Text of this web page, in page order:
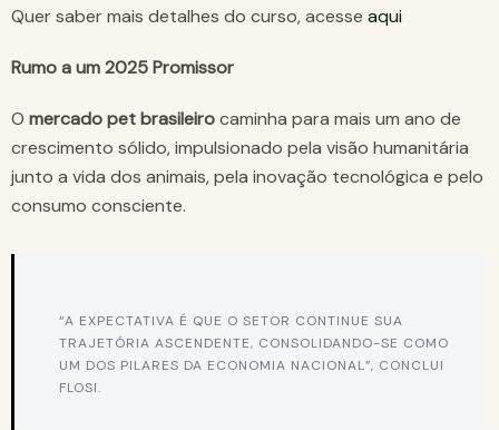
Quer saber mais detalhes do curso, acesse aqui
Rumo a um 2025 Promissor
O mercado pet brasileirocaminha para mais um ano de
crescimento sólido, impulsionado pela visão humanitária
junto a vida dos animais, pela inovação tecnológica e pelo
consumo consciente.
“A EXPECTATIVA É QUE O SETOR CONTINUE SUA
TRAJETÓRIA ASCENDENTE, CONSOLIDANDO-SE COMO
UM DOS PILARES DA ECONOMIA NACIONAL”, CONCLUI
FLOSI.